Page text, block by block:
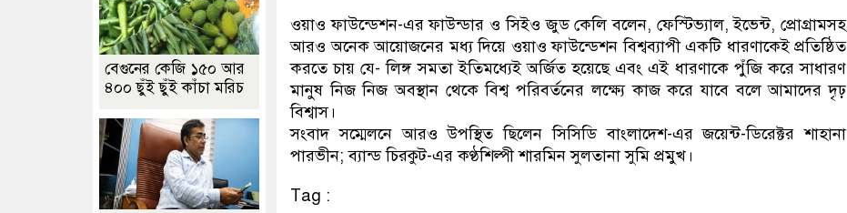
ওয়াও ফাউন্ডেশন-এর ফাউন্ডার ও সিইও জুড কেলি বলেন, ফেস্টিভ্যাল, ইভেন্ট, প্রোগ্রামসহ
আরও অনেক আয়োজনের মধ্য দিয়ে ওয়াও ফাউন্ডেশন বিশ্বব্যাপী একটি ধারণাকেই প্রতিষ্ঠিত
করতে চায় যে- লিঙ্গ সমতা ইতিমধ্যেই অর্জিত হয়েছে এবং এই ধারণাকে পুঁজি করে সাধারণ
মানুষ নিজ নিজ অবস্থান থেকে বিশ্ব পরিবর্তনের লক্ষ্যে কাজ করে যাবে বলে আমাদের দৃঢ়
বিশ্বাস।
সংবাদ সম্মেলনে আরও উপস্থিত ছিলেন সিসিডি বাংলাদেশ-এর জয়েন্ট-ডিরেক্টর শাহানা
পারভীন; ব্যান্ড চিরকুট-এর কণ্ঠশিল্পী শারমিন সুলতানা সুমি প্রমুখ।
Tag :
বেগুনের কেজি ১৫০ আর
৪০০ ছুঁই ছুঁই কাঁচা মরিচ